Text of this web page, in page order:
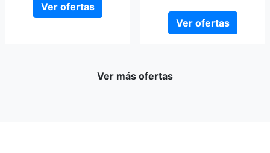
Ver ofertas
Ver ofertas
Ver más ofertas